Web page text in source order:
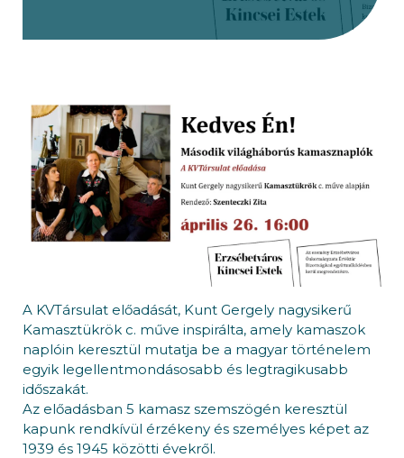
A KVTársulat előadását, Kunt Gergely nagysikerű
Kamasztükrök c. műve inspirálta, amely kamaszok
naplóin keresztül mutatja be a magyar történelem
egyik legellentmondásosabb és legtragikusabb
időszakát.
Az előadásban 5 kamasz szemszögén keresztül
kapunk rendkívül érzékeny és személyes képet az
1939 és 1945 közötti évekről.